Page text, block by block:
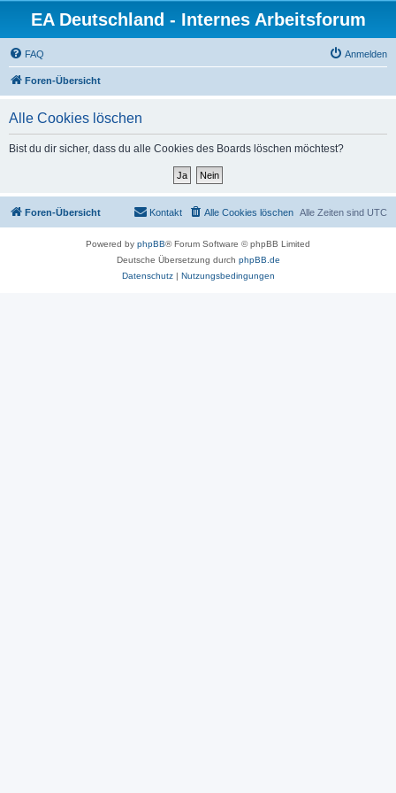
EA Deutschland - Internes Arbeitsforum
FAQ Anmelden
Foren-Übersicht
Alle Cookies löschen
Bist du dir sicher, dass du alle Cookies des Boards löschen möchtest?
Foren-Übersicht Alle Zeiten sind UTC
Alle Cookies löschen
Kontakt
Powered by phpBB® Forum Software © phpBB Limited
Deutsche Übersetzung durch phpBB.de
Datenschutz| Nutzungsbedingungen